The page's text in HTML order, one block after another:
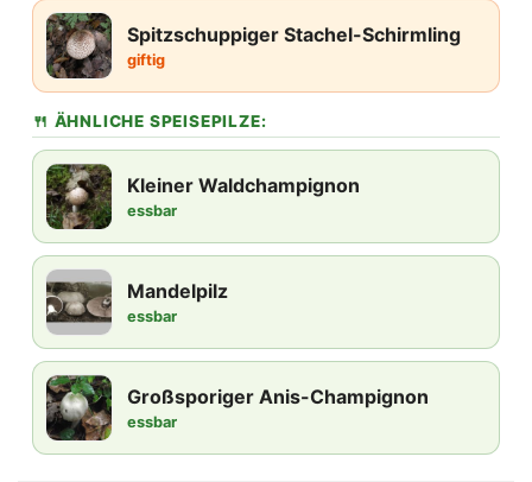
Spitzschuppiger Stachel-Schirmling
giftig
🍴 ÄHNLICHE SPEISEPILZE:
Kleiner Waldchampignon
essbar
Mandelpilz
essbar
Großsporiger Anis-Champignon
essbar